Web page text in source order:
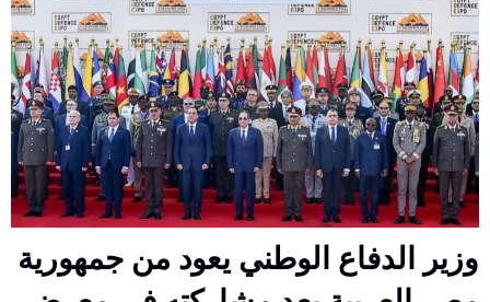
وزير الدفاع الوطني يعود من جمهورية